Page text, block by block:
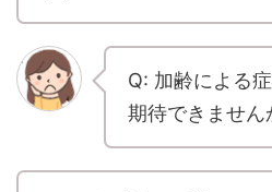
Q: 加齢による
期待できません